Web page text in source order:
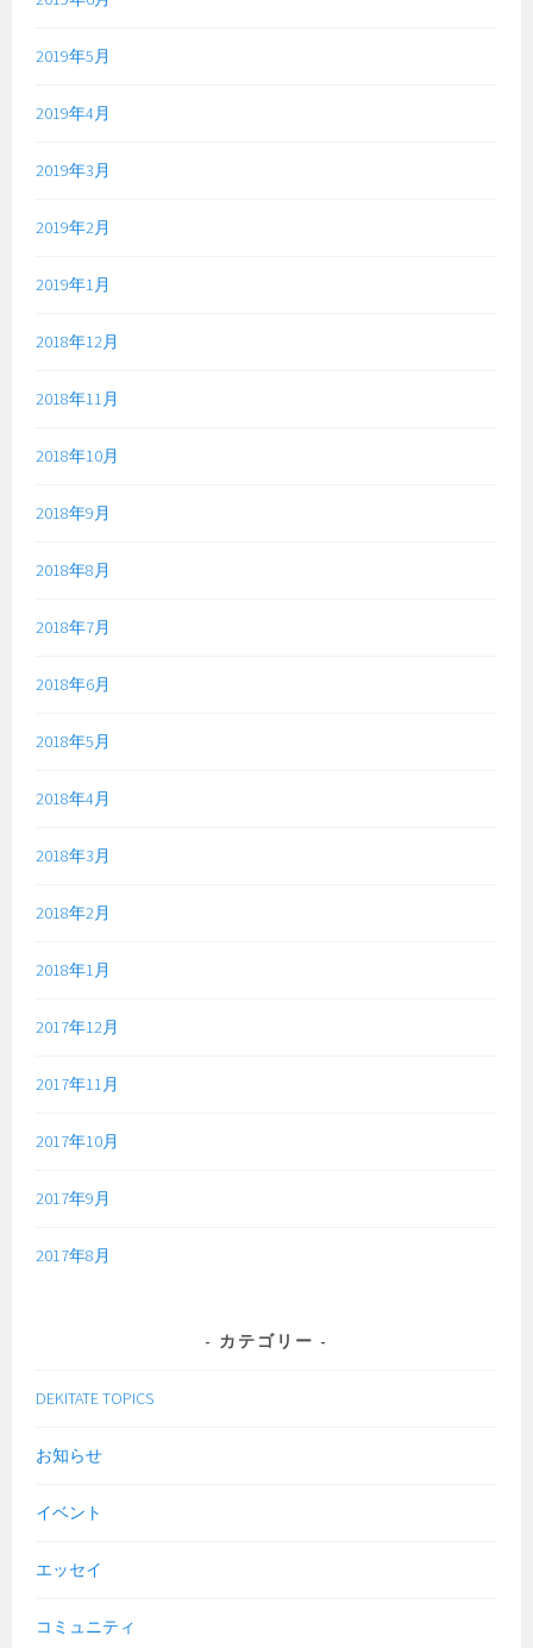
2019年5月
2019年4月
2019年3月
2019年2月
2019年1月
2018年12月
2018年11月
2018年10月
2018年9月
2018年8月
2018年7月
2018年6月
2018年5月
2018年4月
2018年3月
2018年2月
2018年1月
2017年12月
2017年11月
2017年10月
2017年9月
2017年8月
カテゴリー
DEKITATE TOPICS
お知らせ
イベント
エッセイ
コミュニティ